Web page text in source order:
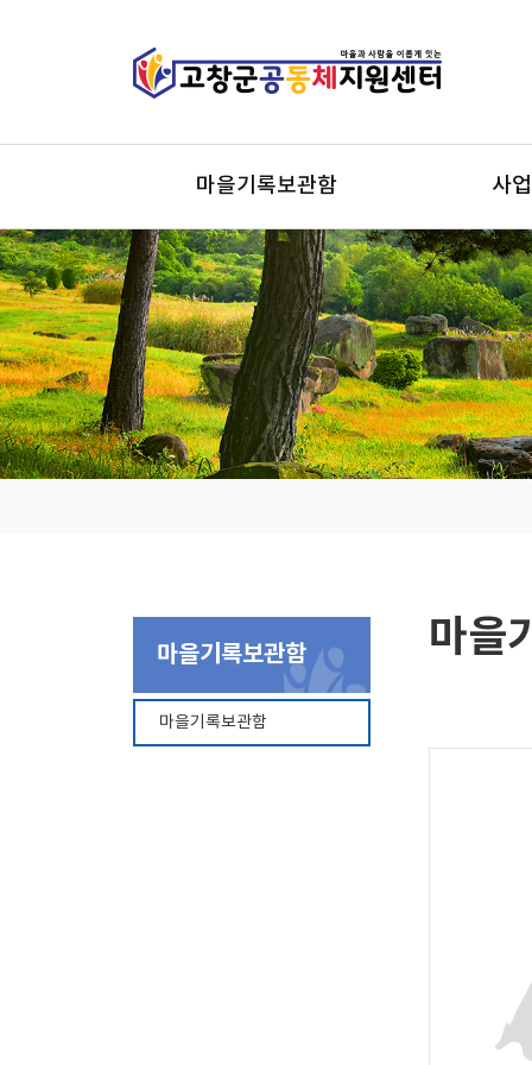
마을기록보관함
마을기록보관함
사
마을
시군
사회
지역
마을기록보관함
마을기록보관함
마을